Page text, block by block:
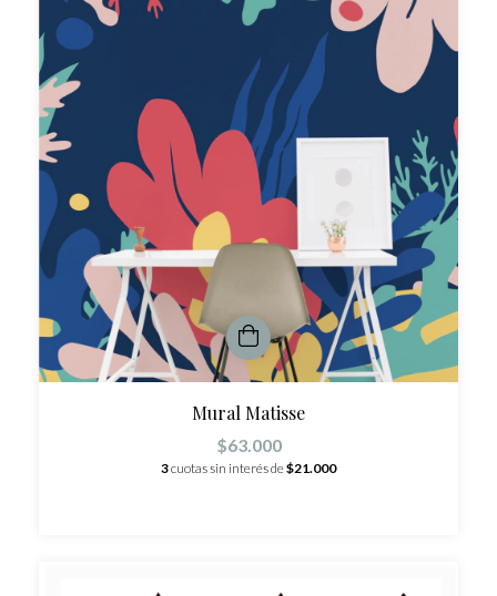
Mural Matisse
$63.000
3cuotas sin interés de$21.000